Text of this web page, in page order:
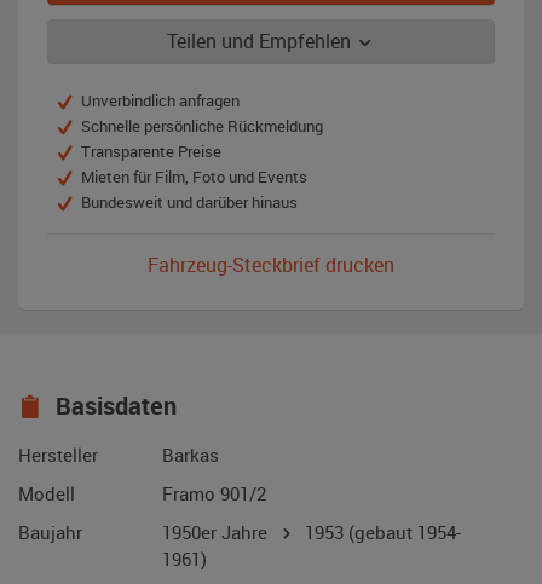
Teilen und Empfehlen
Unverbindlich anfragen
Schnelle persönliche Rückmeldung
Transparente Preise
Mieten für Film, Foto und Events
Bundesweit und darüber hinaus
Fahrzeug-Steckbrief drucken
Basisdaten
Hersteller
Barkas
Modell
Framo 901/2
Baujahr
1950er Jahre 1953 (gebaut 1954-
1961)